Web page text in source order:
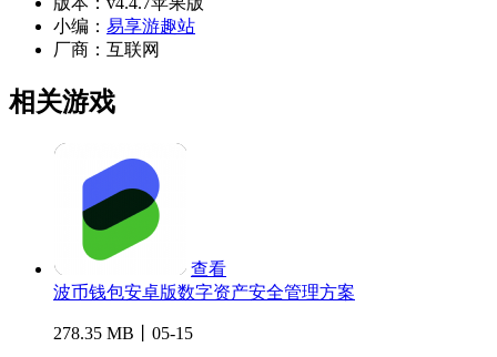
小编： 易享游趣站
厂商： 互联网
相关游戏
查看
波币钱包安卓版数字资产安全管理方案
278.35 MB丨05-15